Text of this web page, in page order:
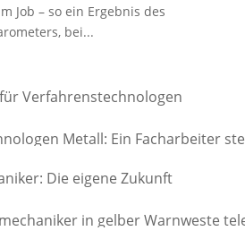
Job – so ein Ergebnis des
bei...
Verfahrenstechnologen
Die eigene Zukunft